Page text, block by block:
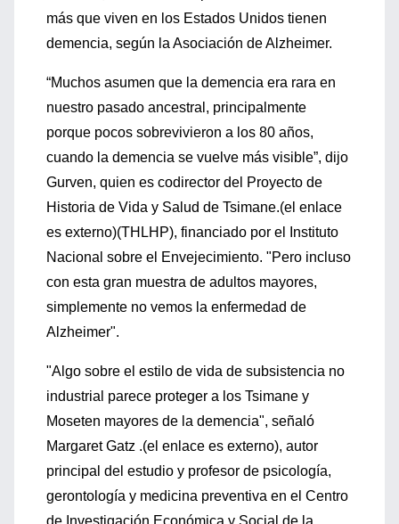
más que viven en los Estados Unidos tienen
demencia, según la Asociación de Alzheimer.
“Muchos asumen que la demencia era rara en
nuestro pasado ancestral, principalmente
porque pocos sobrevivieron a los 80 años,
cuando la demencia se vuelve más visible”, dijo
Gurven, quien es codirector del Proyecto de
Historia de Vida y Salud de Tsimane.(el enlace
es externo)(THLHP), financiado por el Instituto
Nacional sobre el Envejecimiento. "Pero incluso
con esta gran muestra de adultos mayores,
simplemente no vemos la enfermedad de
Alzheimer".
"Algo sobre el estilo de vida de subsistencia no
industrial parece proteger a los Tsimane y
Moseten mayores de la demencia", señaló
Margaret Gatz .(el enlace es externo), autor
principal del estudio y profesor de psicología,
gerontología y medicina preventiva en el Centro
de Investigación Económica y Social de la